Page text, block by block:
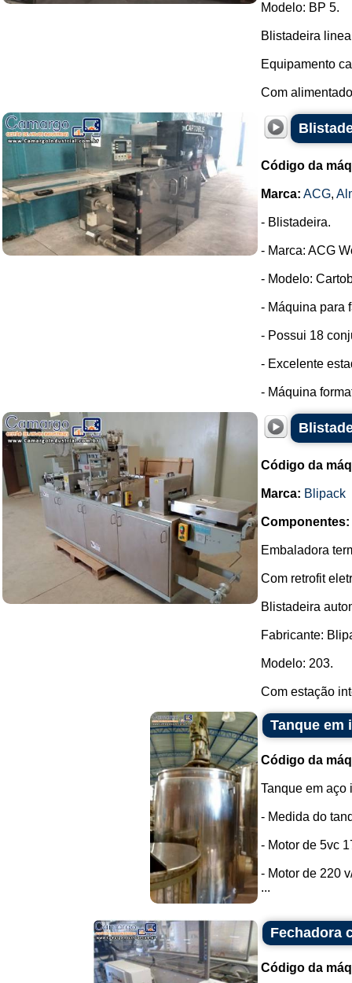
Modelo: BP 5.
Blistadeira
Equipamento
Com
Código da
Marca: ACG,
- Blistadeira.
- Marca: ACG
- Modelo:
- Máquina para
- Possui 18
- Excelente
- Máquina
Código da
Marca: Blipack
Componentes:
Embaladora
Com retrofit
Blistadeira
Fabricante:
Modelo: 203.
Com estação
Tanque em
Código da
Tanque em aço
- Medida do
- Motor de 5vc
- Motor de 220
...
Fechadora
Código da